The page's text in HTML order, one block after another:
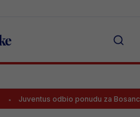
odbio ponudu za Bosanca, imaju